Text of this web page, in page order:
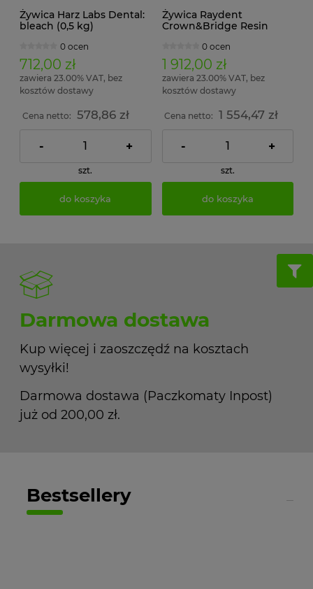
Żywica Harz Labs Dental:
bleach (0,5 kg)
0 ocen
712,00 zł
zawiera 23.00% VAT, bez
kosztów dostawy
Cena netto: 578,86 zł
- +
szt.
do koszyka
Żywica Raydent
Crown&Bridge Resin
0 ocen
1 912,00 zł
zawiera 23.00% VAT, bez
kosztów dostawy
Cena netto: 1 554,47 zł
- +
szt.
do koszyka
Darmowa dostawa
Kup więcej i zaoszczędź na kosztach
wysyłki!
Darmowa dostawa (Paczkomaty Inpost)
już od 200,00 zł.
Bestsellery